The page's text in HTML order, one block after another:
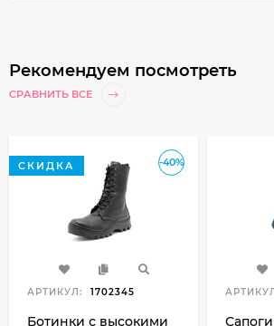
Рекомендуем посмотреть
СРАВНИТЬ ВСЕ
-40%
СКИДКА
АРТИКУЛ: 1702345
Ботинки с высокими